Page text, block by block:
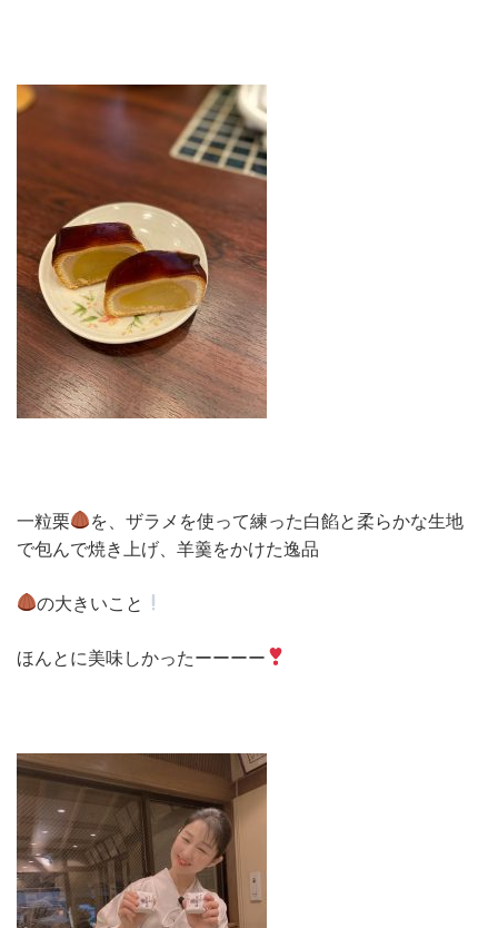
一粒栗
を、ザラメを使って練った白餡と柔らかな生地
で包んで焼き上げ、羊羹をかけた逸品
の大きいこと
ほんとに美味しかったーーーー